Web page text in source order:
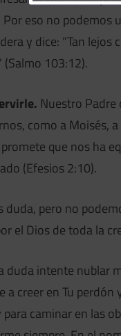
eso no
y dice: “Tan
103:12).
Nuestro
como a Moisés,
que nos ha
(Efesios 2:10).
duda, pero no
el Dios de toda la
duda intente nublar
a creer en Tu
caminar en las